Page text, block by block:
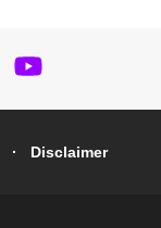
Disclaimer